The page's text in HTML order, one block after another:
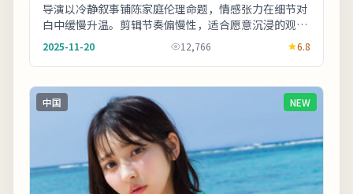
导演以冷静叙事铺陈家庭伦理命题，情感张力在细节对
白中缓慢升温。剪辑节奏偏慢性，适合愿意沉浸的观
众；若偏好快节奏可酌情快进前半。剧情信息与人物关
2025-11-20 12,766 6.8
中国 NEW